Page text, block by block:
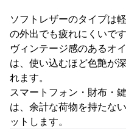
ソフトレザーのタイプは
の外出でも疲れにくいです
ヴィンテージ感のあるオ
は、使い込むほど色艶が
れます。
スマートフォン・財布・
は、余計な荷物を持たな
ットします。